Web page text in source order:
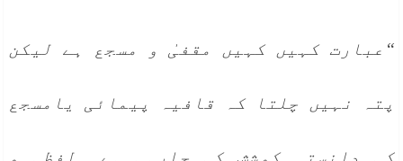
“عبارت کہیں کہیں مقفیٰ و مسجع ہے لیکن
پتہ نہیں چلتا کہ قافیہ پیمائی یامسجع
کی دانستہ کوشش کی جارہی ہے۔ لفظی و